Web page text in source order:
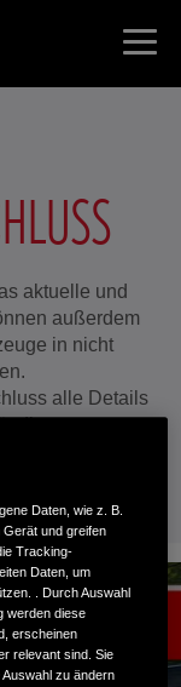
aktuelle und
außerdem
in nicht
alle Details
Daten, wie z. B.
Gerät und greifen
Tracking-
Daten, um
. Durch Auswahl
werden diese
erscheinen
relevant sind. Sie
zu ändern